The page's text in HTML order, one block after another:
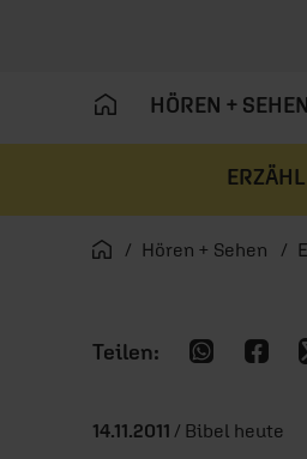
HÖREN + SEHEN
Startseite
Hören + Sehen
14.11.2011 / Bibel heute